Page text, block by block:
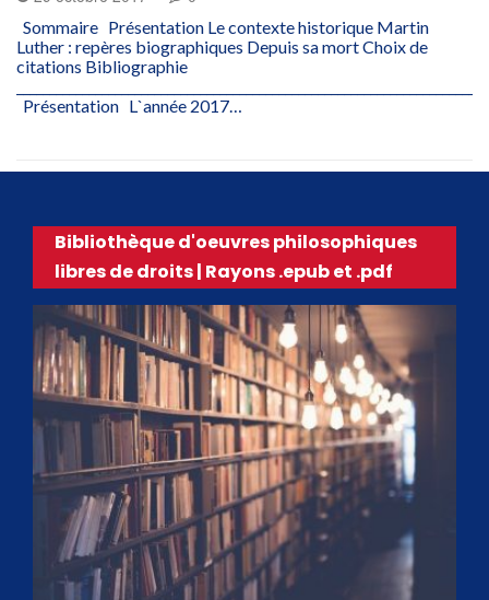
Sommaire Présentation Le contexte historique Martin
Luther : repères biographiques Depuis sa mort Choix de
citations Bibliographie
Présentation L`année 2017…
Bibliothèque d'oeuvres philosophiques
libres de droits | Rayons .epub et .pdf